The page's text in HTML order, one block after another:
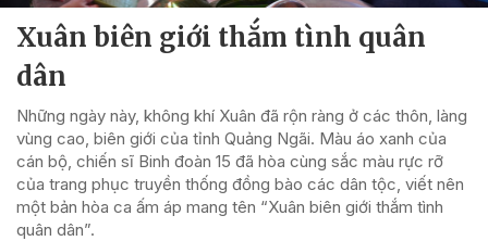
Xuân biên giới thắm tình quân
dân
Những ngày này, không khí Xuân đã rộn ràng ở các thôn, làng
vùng cao, biên giới của tỉnh Quảng Ngãi. Màu áo xanh của
cán bộ, chiến sĩ Binh đoàn 15 đã hòa cùng sắc màu rực rỡ
của trang phục truyền thống đồng bào các dân tộc, viết nên
một bản hòa ca ấm áp mang tên “Xuân biên giới thắm tình
quân dân”.